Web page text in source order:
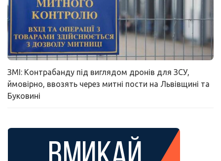
ЗМІ: Контрабанду під виглядом дронів для ЗСУ,
ймовірно, ввозять через митні пости на Львівщині та
Буковині